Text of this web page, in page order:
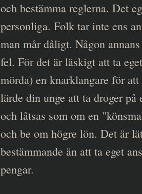
och bestämma reglerna. Det
personliga. Folk tar inte ens
man mår dåligt. Någon
fel. För det är läskigt att ta
mörda) en knarklangare för
lärde din unge att ta droger
och låtsas som om en
och be om högre lön. Det är
bestämmande än att ta eget
pengar.